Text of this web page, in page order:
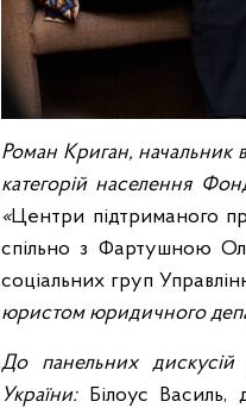
Роман Криган, начальник
категорій населення
«Центри підтриманого
спільно з Фартушною
соціальних груп
юристом юридичного
До панельних дискусій
України: Білоус